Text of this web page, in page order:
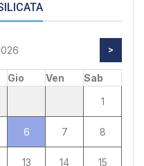
>
Gio Ven
Sab
1
6 7 8
13 14 15